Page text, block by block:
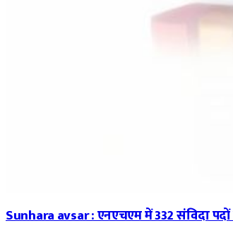
Sunhara avsar : एनएचएम में 332 संविदा